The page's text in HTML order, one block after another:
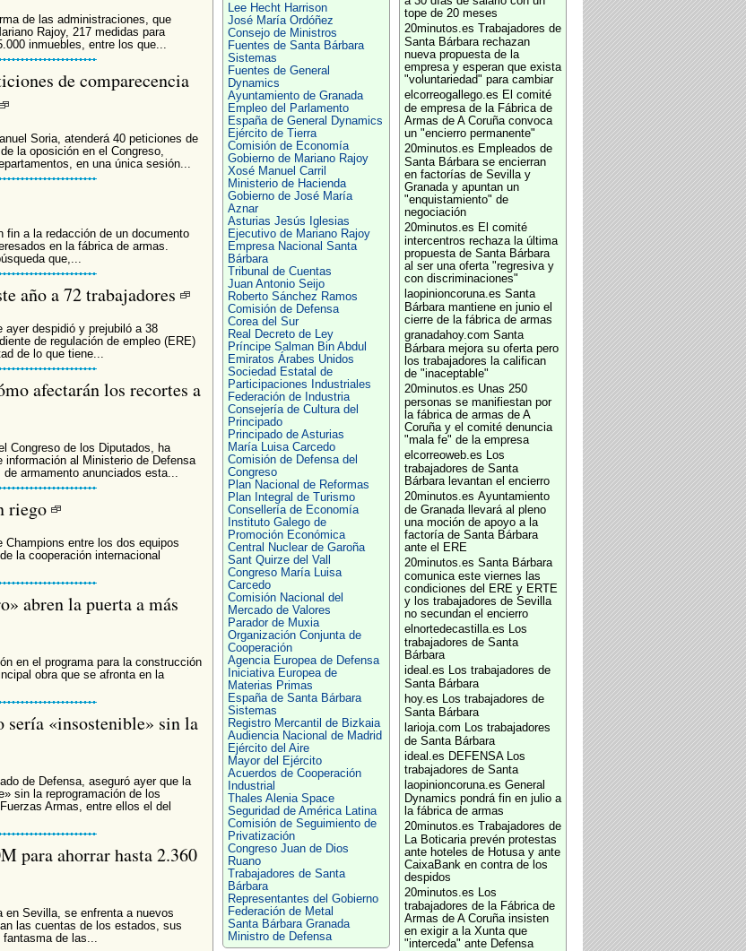
de las administraciones, que
Rajoy, 217 medidas para
inmuebles, entre los que...
de comparecencia
Soria, atenderá 40 peticiones de
la oposición en el Congreso,
en una única sesión...
fin a la redacción de un documento
en la fábrica de armas.
que,...
año a 72 trabajadores
ayer despidió y prejubiló a 38
de regulación de empleo (ERE)
de lo que tiene...
afectarán los recortes a
Congreso de los Diputados, ha
información al Ministerio de Defensa
armamento anunciados esta...
riego
entre los dos equipos
la cooperación internacional
abren la puerta a más
en el programa para la construcción
obra que se afronta en la
«insostenible» sin la
de Defensa, aseguró ayer que la
sin la reprogramación de los
Armas, entre ellos el del
para ahorrar hasta 2.360
en Sevilla, se enfrenta a nuevos
las cuentas de los estados, sus
de las...
Lee Hecht Harrison
José María Ordóñez
Consejo de Ministros
Fuentes de Santa Bárbara
Sistemas
Fuentes de General
Dynamics
Ayuntamiento de Granada
Empleo del Parlamento
España de General Dynamics
Ejército de Tierra
Comisión de Economía
Gobierno de Mariano Rajoy
Xosé Manuel Carril
Ministerio de Hacienda
Gobierno de José María
Aznar
Asturias Jesús Iglesias
Ejecutivo de Mariano Rajoy
Empresa Nacional Santa
Bárbara
Tribunal de Cuentas
Juan Antonio Seijo
Roberto Sánchez Ramos
Comisión de Defensa
Corea del Sur
Real Decreto de Ley
Príncipe Salman Bin Abdul
Emiratos Árabes Unidos
Sociedad Estatal de
Participaciones Industriales
Federación de Industria
Consejería de Cultura del
Principado
Principado de Asturias
María Luisa Carcedo
Comisión de Defensa del
Congreso
Plan Nacional de Reformas
Plan Integral de Turismo
Consellería de Economía
Instituto Galego de
Promoción Económica
Central Nuclear de Garoña
Sant Quirze del Vall
Congreso María Luisa
Carcedo
Comisión Nacional del
Mercado de Valores
Parador de Muxia
Organización Conjunta de
Cooperación
Agencia Europea de Defensa
Iniciativa Europea de
Materias Primas
España de Santa Bárbara
Sistemas
Registro Mercantil de Bizkaia
Audiencia Nacional de Madrid
Ejército del Aire
Mayor del Ejército
Acuerdos de Cooperación
Industrial
Thales Alenia Space
Seguridad de América Latina
Comisión de Seguimiento de
Privatización
Congreso Juan de Dios
Ruano
Trabajadores de Santa
Bárbara
Representantes del Gobierno
Federación de Metal
Santa Bárbara Granada
Ministro de Defensa
tope de 20 meses
20minutos.es
Trabajadores de
Santa Bárbara rechazan
nueva propuesta de la
empresa y esperan que exista
"voluntariedad" para cambiar
elcorreogallego.es El comité
de empresa de la Fábrica de
Armas de A Coruña convoca
un "encierro permanente"
20minutos.es Empleados de
Santa Bárbara se encierran
en factorías de Sevilla y
Granada y apuntan un
"enquistamiento" de
negociación
20minutos.es El comité
intercentros rechaza la última
propuesta de Santa Bárbara
al ser una oferta "regresiva y
con discriminaciones"
laopinioncoruna.es Santa
Bárbara mantiene en junio el
cierre de la fábrica de armas
granadahoy.com Santa
Bárbara mejora su oferta pero
los trabajadores la califican
de "inaceptable"
20minutos.es Unas 250
personas se manifiestan por
la fábrica de armas de A
Coruña y el comité denuncia
"mala fe" de la empresa
elcorreoweb.es Los
trabajadores de Santa
Bárbara levantan el encierro
20minutos.es Ayuntamiento
de Granada llevará al pleno
una moción de apoyo a la
factoría de Santa Bárbara
ante el ERE
20minutos.es Santa Bárbara
comunica este viernes las
condiciones del ERE y ERTE
y los trabajadores de Sevilla
no secundan el encierro
elnortedecastilla.es Los
trabajadores de Santa
Bárbara
ideal.es Los trabajadores de
Santa Bárbara
hoy.es Los trabajadores de
Santa Bárbara
larioja.com Los trabajadores
de Santa Bárbara
ideal.es DEFENSA Los
trabajadores de Santa
laopinioncoruna.es General
Dynamics pondrá fin en julio a
la fábrica de armas
20minutos.es
Trabajadores de
La Boticaria prevén protestas
ante hoteles de Hotusa y ante
CaixaBank en contra de los
despidos
20minutos.es Los
trabajadores de la Fábrica de
Armas de A Coruña insisten
en exigir a la Xunta que
"interceda" ante Defensa